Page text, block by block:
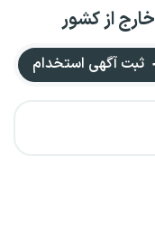
از کشور
ثبت آگهی استخدام